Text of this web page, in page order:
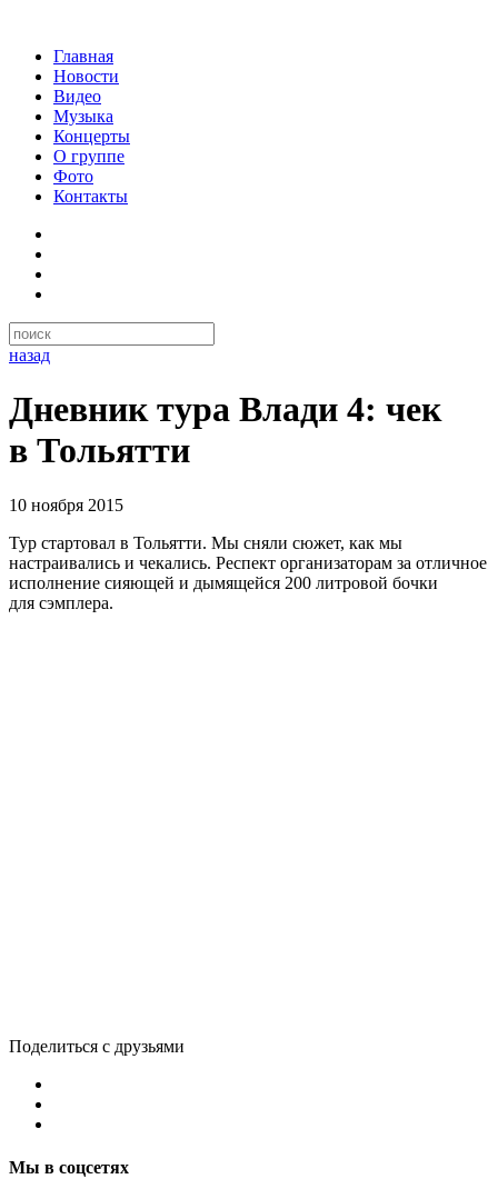
Главная
Новости
Видео
Музыка
Концерты
О группе
Фото
Контакты
назад
Дневник тура Влади 4: чек
в Тольятти
10 ноября 2015
Тур стартовал в Тольятти. Мы сняли сюжет, как мы
настраивались и чекались. Респект организаторам за отличное
исполнение сияющей и дымящейся 200 литровой бочки
для сэмплера.
Поделиться с друзьями
Мы в соцсетях